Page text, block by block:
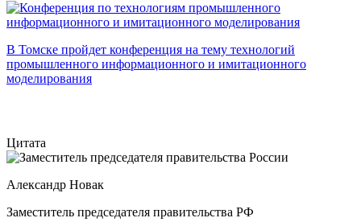
В Томске пройдет конференция на тему технологий
промышленного информационного и имитационного
моделирования
Цитата
Александр Новак
Заместитель председателя правительства РФ